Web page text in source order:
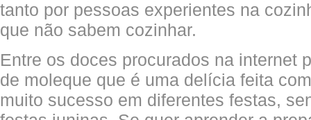
tanto por pessoas experientes na
que não sabem cozinhar.
Entre os doces procurados na internet
de moleque que é uma delícia feita
muito sucesso em diferentes festas,